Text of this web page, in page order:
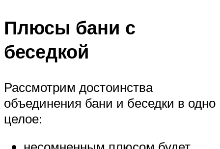
Плюсы бани с
беседкой
Рассмотрим достоинства
объединения бани и беседки в одно
целое: